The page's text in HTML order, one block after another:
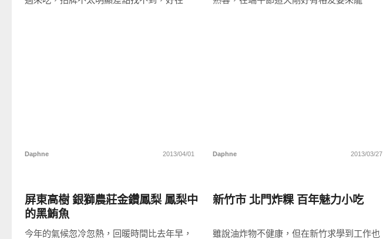
Daphne 2013/04/01 Daphne 2013/03/27
屏東高樹 銀獅農莊金鑽鳳梨 鳳梨中
的黑鮪魚
今年的氣候忽冷忽熱，回暖時間比去年早，
新竹市 北門炸粿 百年魅力小吃
雖說油炸物不健康，但在新竹求學到工作也